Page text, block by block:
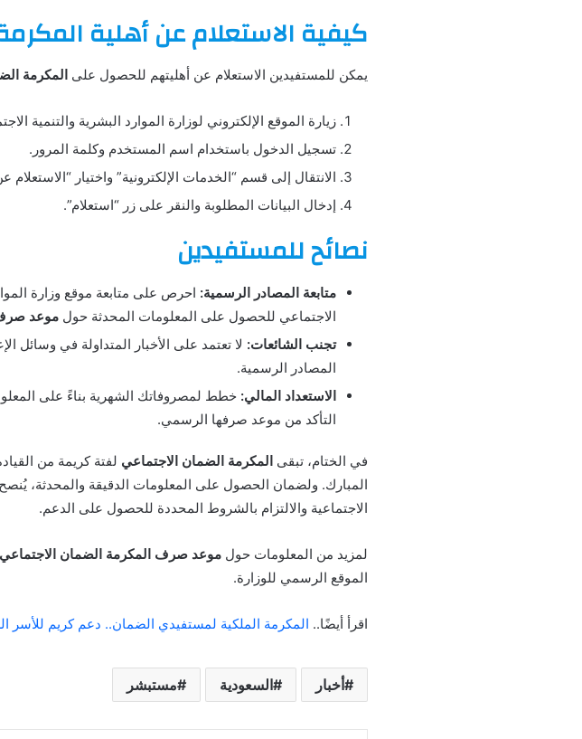
كيفية الاستعلام عن أهلية
يمكن للمستفيدين الاستعلام عن أهليتهم للحصول على المكرمة
زيارة الموقع الإلكتروني لوزارة الموارد البشرية والتنمية
تسجيل الدخول باستخدام اسم المستخدم وكلمة المرور.
الانتقال إلى قسم “الخدمات الإلكترونية” واختيار “الاستعلام
إدخال البيانات المطلوبة والنقر على زر “استعلام”.
نصائح للمستفيدين
متابعة المصادر الرسمية: احرص على متابعة موقع وزارة
الاجتماعي للحصول على المعلومات المحدثة حول موعد صرف
تجنب الشائعات: لا تعتمد على الأخبار المتداولة في وسائل
المصادر الرسمية.
الاستعداد المالي: خطط لمصروفاتك الشهرية بناءً على
التأكد من موعد صرفها الرسمي.
في الختام، تبقى المكرمة الضمان الاجتماعي لفتة كريمة من
المبارك. ولضمان الحصول على المعلومات الدقيقة والمحدثة، يُنصح
الاجتماعية والالتزام بالشروط المحددة للحصول على الدعم.
لمزيد من المعلومات حول موعد صرف المكرمة الضمان الاجتماعي
الموقع الرسمي للوزارة.
اقرأ أيضًا.. المكرمة الملكية لمستفيدي الضمان.. دعم كريم للأسر
أخبار السعودية مستبشر